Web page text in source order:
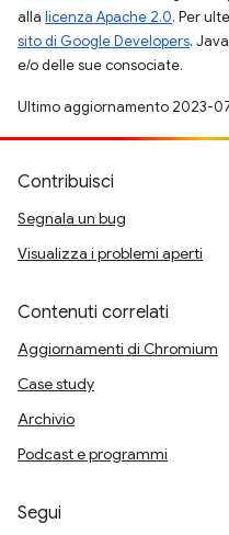
alla licenza Apache 2.0. Per
sito di Google Developers.
e/o delle sue consociate.
Ultimo aggiornamento 2023-
Contribuisci
Segnala un bug
Visualizza i problemi aperti
Contenuti correlati
Aggiornamenti di Chromium
Case study
Archivio
Podcast e programmi
Segui